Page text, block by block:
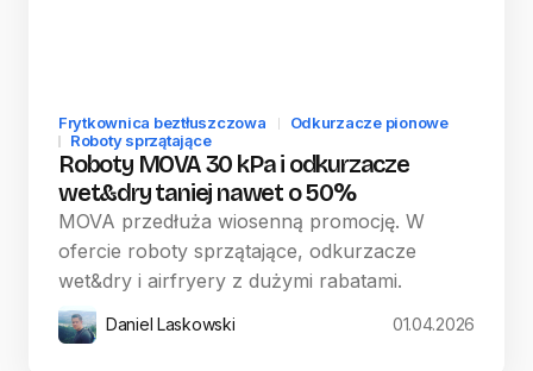
Frytkownica beztłuszczowa
Odkurzacze pionowe
Roboty sprzątające
Roboty MOVA 30 kPa i odkurzacze
wet&dry taniej nawet o 50%
MOVA przedłuża wiosenną promocję. W
ofercie roboty sprzątające, odkurzacze
wet&dry i airfryery z dużymi rabatami.
Daniel Laskowski 01.04.2026